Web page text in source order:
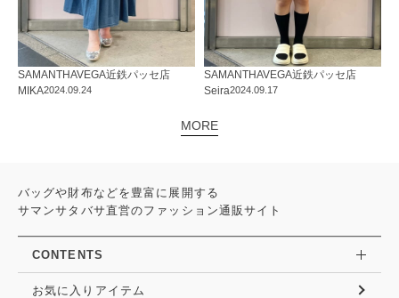
2024.09.24
SAMANTHAVEGA近鉄パッセ店
MIKA
2024.09.17
SAMANTHAVEGA近鉄パッセ店
Seira
MORE
バッグや財布などを豊富に展開する
サマンサタバサ直営のファッション通販サイト
CONTENTS
お気に入りアイテム